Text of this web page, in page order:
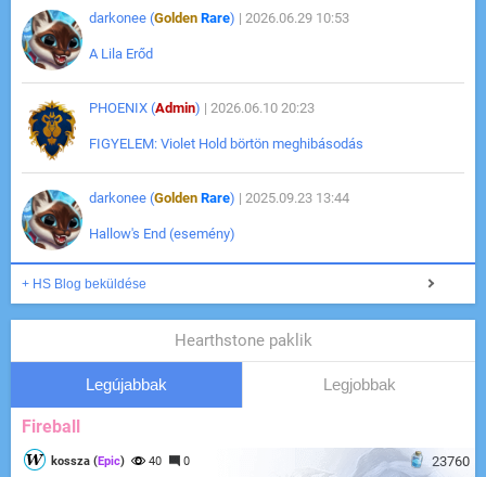
darkonee (Golden Rare) | 2026.06.29 10:53
A Lila Erőd
PHOENIX (Admin) | 2026.06.10 20:23
FIGYELEM: Violet Hold börtön meghibásodás
darkonee (Golden Rare) | 2025.09.23 13:44
Hallow's End (esemény)
+ HS Blog beküldése
Hearthstone paklik
Legújabbak Legjobbak
Fireball
23760
kossza (Epic) 40 0